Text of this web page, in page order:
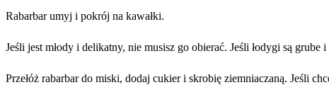
Rabarbar umyj i pokrój na kawałki.
Jeśli jest młody i delikatny, nie musisz go obierać. Jeśli łodygi są
Przełóż rabarbar do miski, dodaj cukier i skrobię ziemniaczaną. Jeśli